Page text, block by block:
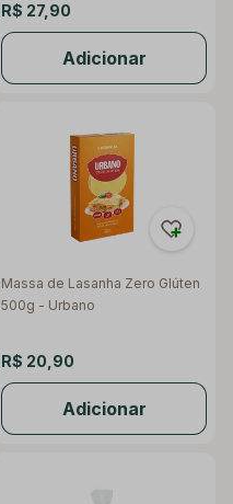
R$ 27,90
Adicionar
Massa de Lasanha Zero Glúten
500g - Urbano
R$ 20,90
Adicionar